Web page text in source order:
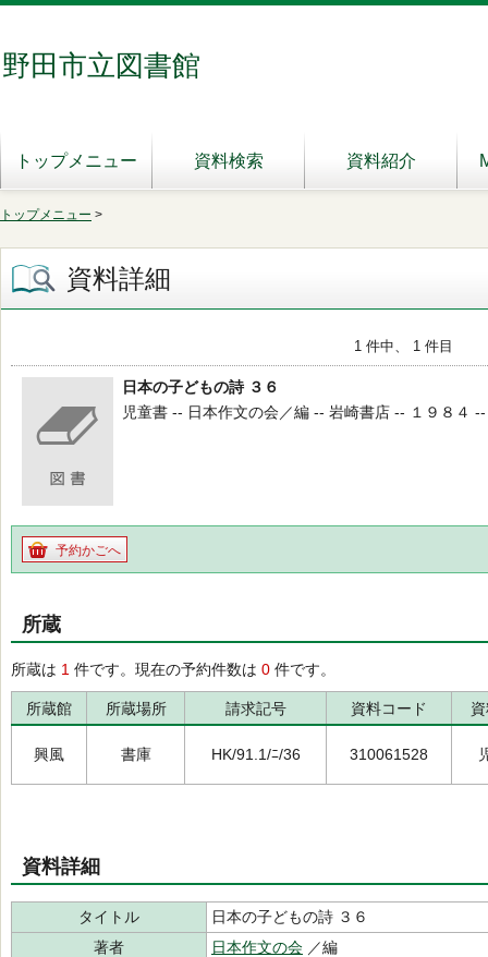
野田市立図書館
トップメニュー 資料検索 資料紹介
トップメニュー >
資料詳細
1 件中、 1 件目
日本の子どもの詩 ３６
児童書 -- 日本作文の会／編 -- 岩崎書店 -- １９８４
予約かごへ
所蔵
所蔵は 1 件です。現在の予約件数は 0 件です。
所蔵館 所蔵場所 請求記号 資料コード
興風 書庫 HK/91.1/ﾆ/36 310061528
資料詳細
タイトル
日本の子どもの詩 ３６
著者
日本作文の会 ／編